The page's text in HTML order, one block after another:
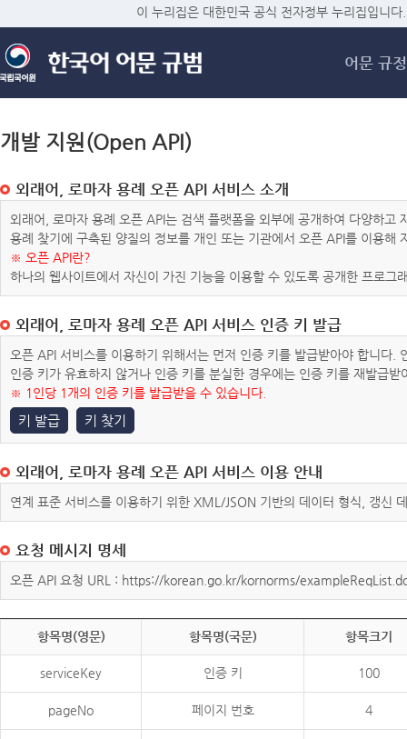
메
이 누리집은 대한민국 공식 전자정부 누리집입니다.
어문 규정
개발 지원(Open API)
외래어, 로마자 용례 오픈 API 서비스 소개
외래어, 로마자 용례 오픈 API는 검색 플랫폼을 외부에 공개하여 다양하
용례 찾기에 구축된 양질의 정보를 개인 또는 기관에서 오픈 API를 이용해
※ 오픈 API란?
하나의 웹사이트에서 자신이 가진 기능을 이용할 수 있도록 공개한 프로그
외래어, 로마자 용례 오픈 API 서비스 인증 키 발급
오픈 API 서비스를 이용하기 위해서는 먼저 인증 키를 발급받아야 합니다
인증 키가 유효하지 않거나 인증 키를 분실한 경우에는 인증 키를 재발급받
※ 1인당 1개의 인증 키를 발급받을 수 있습니다.
키 발급 키 찾기
외래어, 로마자 용례 오픈 API 서비스 이용 안내
연계 표준 서비스를 이용하기 위한 XML/JSON 기반의 데이터 형식, 갱신
요청 메시지 명세
오픈 API 요청 URL : https://korean.go.kr/kornorms/
항목명(영문) 항목명(국문) 항목크기
serviceKey 인증 키 100
pageNo 페이지 번호 4